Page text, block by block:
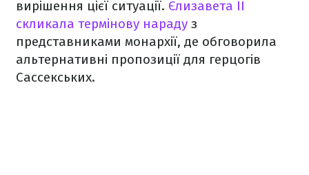
вирішення цієї ситуації. Єлизавета ІІ
скликала термінову нараду з
представниками монархії, де обговорила
альтернативні пропозиції для герцогів
Сассекських.